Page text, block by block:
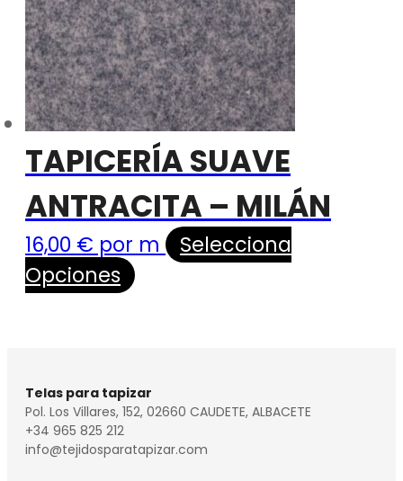
TAPICERÍA SUAVE
ANTRACITA – MILÁN
16,00 € por m
Selecciona
Opciones
Telas para tapizar
Pol. Los Villares, 152, 02660 CAUDETE, ALBACETE
+34 965 825 212
info@tejidosparatapizar.com